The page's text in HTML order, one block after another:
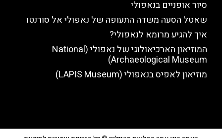
סיור אופניים בנאפולי
שאטל הסעה משדה התעופה של נאפולי אל סורנטו
איך להגיע מרומא לנאפולי?
המוזיאון הארכיאולוגי של נאפולי (National
Archaeological Museum)
מוזיאון לאפיס בנאפולי (LAPIS Museum)